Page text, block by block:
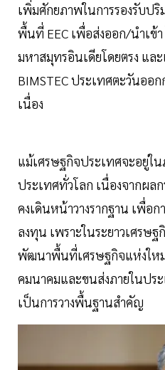
เพิ่มศักยภาพในการรองรับป
พื้นที่ EEC เพื่อส่งออก/นำเข้
มหาสมุทรอินเดียโดยตรง แล
BIMSTEC ประเทศตะวันออ
เนื่อง
แม้เศรษฐกิจประเทศจะอยู่ใ
ประเทศทั่วโลก เนื่องจากผล
คงเดินหน้าวางรากฐาน เพื่อ
ลงทุน เพราะในระยาวเศรษ
พัฒนาพื้นที่เศรษฐกิจแห่งใหม่
คมนาคมและขนส่งภายในปร
เป็นการวางพื้นฐานสำคัญ